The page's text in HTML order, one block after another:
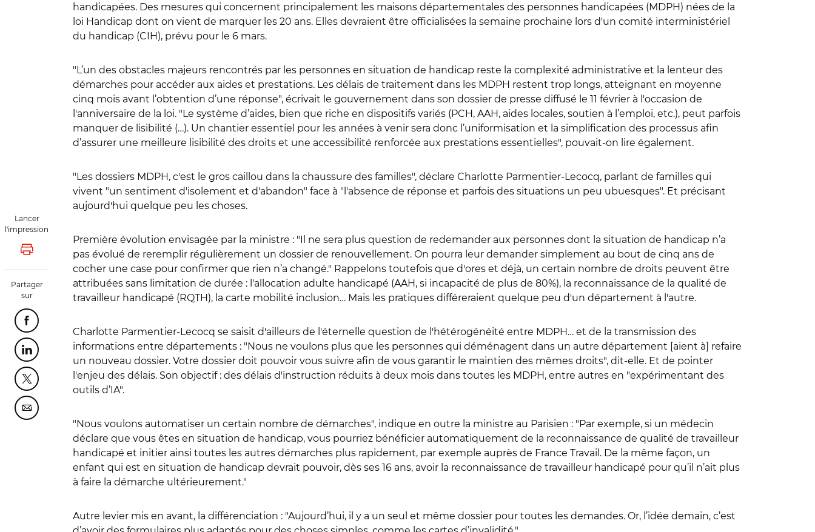
Lancer
l'impression
Lancer l'impression
Partager
sur
Partager cette page sur Facebook
Partager cette page sur Linkedin
Partager cette page sur Twitter
Partager cette page sur Courriel
handicapées. Des mesures qui concernent principalement les maisons départementales des personnes handicapées (MDPH) nées de la
loi Handicap dont on vient de marquer les 20 ans. Elles devraient être officialisées la semaine prochaine lors d'un comité interministériel
du handicap (CIH), prévu pour le 6 mars.
"L’un des obstacles majeurs rencontrés par les personnes en situation de handicap reste la complexité administrative et la lenteur des
démarches pour accéder aux aides et prestations. Les délais de traitement dans les MDPH restent trop longs, atteignant en moyenne
cinq mois avant l’obtention d’une réponse", écrivait le gouvernement dans son dossier de presse diffusé le 11 février à l'occasion de
l'anniversaire de la loi. "Le système d’aides, bien que riche en dispositifs variés (PCH, AAH, aides locales, soutien à l’emploi, etc.), peut parfois
manquer de lisibilité (…). Un chantier essentiel pour les années à venir sera donc l’uniformisation et la simplification des processus afin
d’assurer une meilleure lisibilité des droits et une accessibilité renforcée aux prestations essentielles", pouvait-on lire également.
"Les dossiers MDPH, c'est le gros caillou dans la chaussure des familles", déclare Charlotte Parmentier-Lecocq, parlant de familles qui
vivent "un sentiment d'isolement et d'abandon" face à "l'absence de réponse et parfois des situations un peu ubuesques". Et précisant
aujourd'hui quelque peu les choses.
Première évolution envisagée par la ministre : "Il ne sera plus question de redemander aux personnes dont la situation de handicap n’a
pas évolué de reremplir régulièrement un dossier de renouvellement. On pourra leur demander simplement au bout de cinq ans de
cocher une case pour confirmer que rien n’a changé." Rappelons toutefois que d'ores et déjà, un certain nombre de droits peuvent être
attribuées sans limitation de durée : l'allocation adulte handicapé (AAH, si incapacité de plus de 80%), la reconnaissance de la qualité de
travailleur handicapé (RQTH), la carte mobilité inclusion… Mais les pratiques différeraient quelque peu d'un département à l'autre.
Charlotte Parmentier-Lecocq se saisit d'ailleurs de l'éternelle question de l'hétérogénéité entre MDPH… et de la transmission des
informations entre départements : "Nous ne voulons plus que les personnes qui déménagent dans un autre département [aient à] refaire
un nouveau dossier. Votre dossier doit pouvoir vous suivre afin de vous garantir le maintien des mêmes droits", dit-elle. Et de pointer
l'enjeu des délais. Son objectif : des délais d'instruction réduits à deux mois dans toutes les MDPH, entre autres en "expérimentant des
outils d’IA".
"Nous voulons automatiser un certain nombre de démarches", indique en outre la ministre au Parisien : "Par exemple, si un médecin
déclare que vous êtes en situation de handicap, vous pourriez bénéficier automatiquement de la reconnaissance de qualité de travailleur
handicapé et initier ainsi toutes les autres démarches plus rapidement, par exemple auprès de France Travail. De la même façon, un
enfant qui est en situation de handicap devrait pouvoir, dès ses 16 ans, avoir la reconnaissance de travailleur handicapé pour qu’il n’ait plus
à faire la démarche ultérieurement."
Autre levier mis en avant, la différenciation : "Aujourd’hui, il y a un seul et même dossier pour toutes les demandes. Or, l’idée demain, c’est